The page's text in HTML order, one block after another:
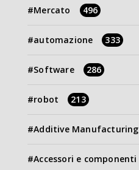
Mercato 496
automazione 333
Software 286
robot 213
Additive Manufacturing
Accessori e componenti